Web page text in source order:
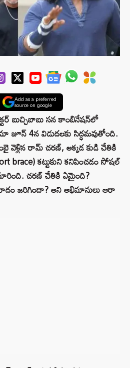
Add as a preferred
source on google
బుచ్చిబాబు సన కాంబినేషన్‌లో
జూన్ 4న విడుదలకు సిద్ధమవుతోంది.
వెళ్లిన రామ్ చరణ్, అక్కడ కుడి చేతికి
brace) కట్టుకుని కనిపించడం సోషల్
చరణ్ చేతికి ఏమైంది?
జరిగిందా? అని అభిమానులు ఆరా